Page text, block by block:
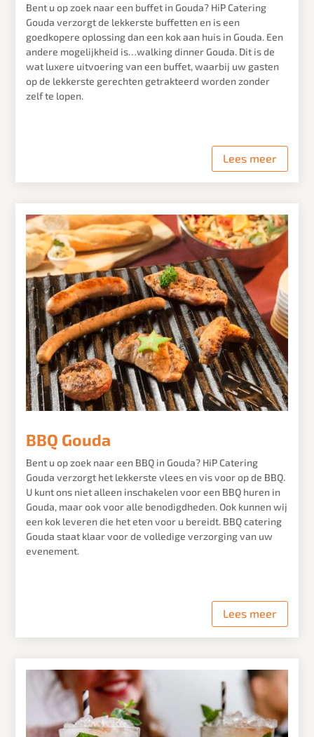
Bent u op zoek naar een buffet inGouda? HiP Catering
Gouda verzorgt de lekkerste buffetten en is een
goedkopere oplossing dan een kok aan huis inGouda. Een
andere mogelijkheid is…walking dinnerGouda. Dit is de
wat luxere uitvoering van een buffet, waarbij uw gasten
op de lekkerste gerechten getrakteerd worden zonder
zelf te lopen.
Lees meer
BBQ Gouda
Bent u op zoek naar een BBQ inGouda? HiP Catering
Gouda verzorgt het lekkerste vlees en vis voor op de BBQ.
U kunt ons niet alleen inschakelen voor een BBQ huren in
Gouda, maar ook voor alle benodigdheden. Ook kunnen wij
een kok leveren die het eten voor u bereidt. BBQ catering
Goudastaat klaar voor de volledige verzorging van uw
evenement.
Lees meer